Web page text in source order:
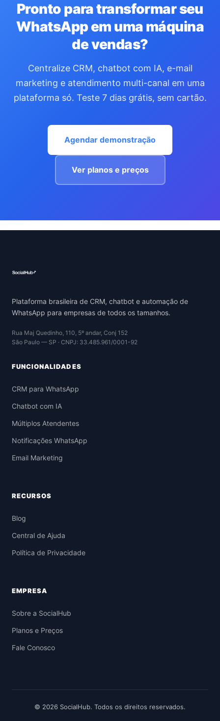
Pronto para transformar seu
WhatsApp em uma máquina
de vendas?
Centralize CRM, chatbot com IA, e-mail
marketing e atendimento multi-canal em uma
plataforma só. Teste 7 dias grátis, sem cartão.
Agendar demonstração
Ver planos e preços
Plataforma brasileira de CRM, chatbot e automação de
WhatsApp para empresas de todos os tamanhos.
Rua Maj Quedinho, 110, 5º andar, Conj 152
São Paulo — SP · CNPJ: 33.485.961/0001-92
FUNCIONALIDADES
CRM para WhatsApp
Chatbot com IA
Múltiplos Atendentes
Notificações WhatsApp
Email Marketing
RECURSOS
Blog
Central de Ajuda
Política de Privacidade
EMPRESA
Sobre a SocialHub
Planos e Preços
Fale Conosco
© 2026 SocialHub. Todos os direitos reservados.